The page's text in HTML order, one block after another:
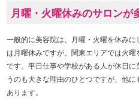
月曜・火曜休みのサロンが
一般的に美容院は、月曜・火曜を休み
は月曜休みですが、関東エリアでは火
です。平日仕事や学校がある人が休日
うのも大きな理由のひとつですが、他
あります。